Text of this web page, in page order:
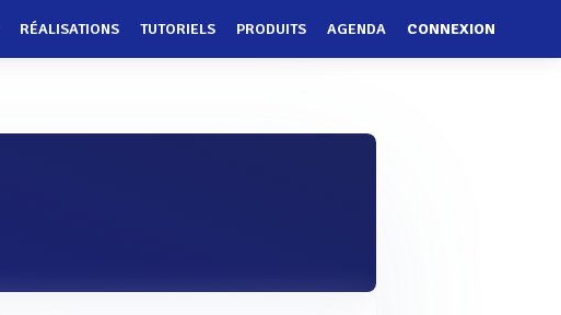
RÉALISATIONS TUTORIELS PRODUITS AGENDA CONNEXION